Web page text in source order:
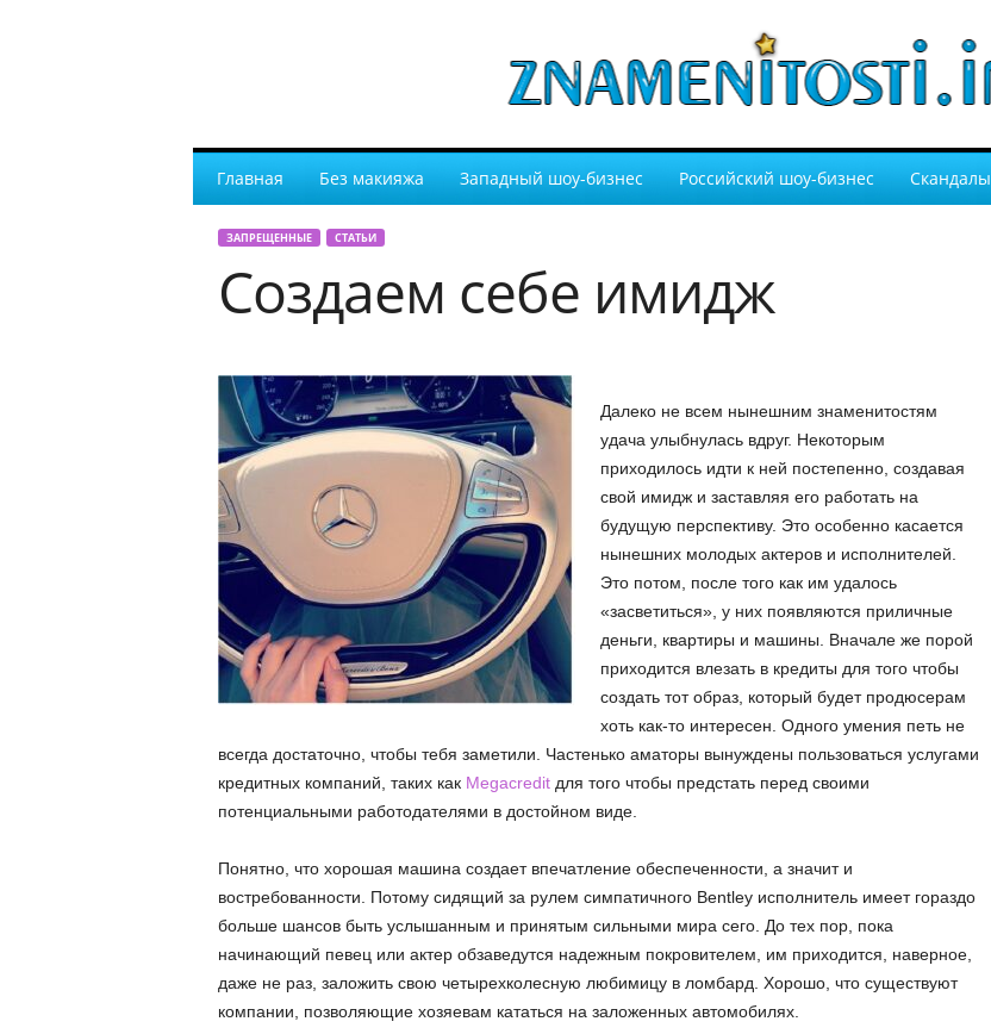
Главная Без макияжа Западный шоу-бизнес Российский шоу-бизнес Скандалы
ЗАПРЕЩЕННЫЕ СТАТЬИ
Создаем себе имидж
Далеко не всем нынешним знаменитостям
удача улыбнулась вдруг. Некоторым
приходилось идти к ней постепенно, создавая
свой имидж и заставляя его работать на
будущую перспективу. Это особенно касается
нынешних молодых актеров и исполнителей.
Это потом, после того как им удалось
«засветиться», у них появляются приличные
деньги, квартиры и машины. Вначале же порой
приходится влезать в кредиты для того чтобы
создать тот образ, который будет продюсерам
хоть как-то интересен. Одного умения петь не
всегда достаточно, чтобы тебя заметили. Частенько аматоры вынуждены пользоваться услугами
кредитных компаний, таких как Megacreditдля того чтобы предстать перед своими
потенциальными работодателями в достойном виде.
Понятно, что хорошая машина создает впечатление обеспеченности, а значит и
востребованности. Потому сидящий за рулем симпатичного Bentley исполнитель имеет гораздо
больше шансов быть услышанным и принятым сильными мира сего. До тех пор, пока
начинающий певец или актер обзаведутся надежным покровителем, им приходится, наверное,
даже не раз, заложить свою четырехколесную любимицу в ломбард. Хорошо, что существуют
компании, позволяющие хозяевам кататься на заложенных автомобилях.